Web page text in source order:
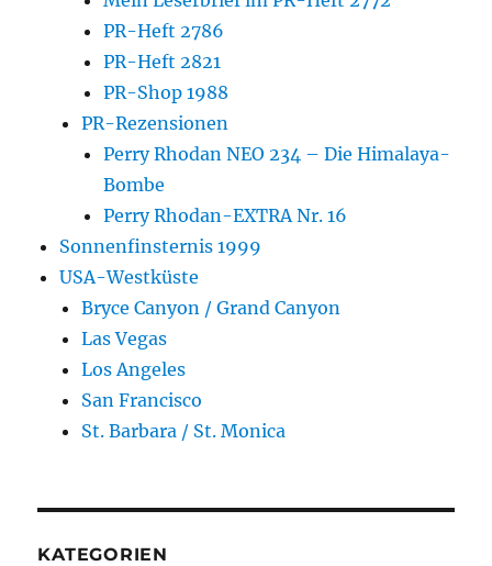
PR-Heft 2786
PR-Heft 2821
PR-Shop 1988
PR-Rezensionen
Perry Rhodan NEO 234 – Die Himalaya-
Bombe
Perry Rhodan-EXTRA Nr. 16
Sonnenfinsternis 1999
USA-Westküste
Bryce Canyon / Grand Canyon
Las Vegas
Los Angeles
San Francisco
St. Barbara / St. Monica
KATEGORIEN